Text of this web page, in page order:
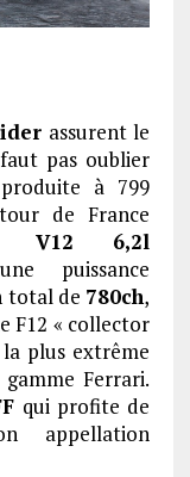
assurent le
pas oublier
à 799
de France
V12 6,2l
puissance
total de 780ch,
F12 « collector
plus extrême
Ferrari.
qui profite de
appellation